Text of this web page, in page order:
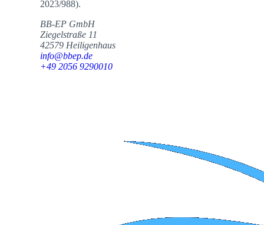
2023/988).
BB-EP GmbH
Ziegelstraße 11
42579 Heiligenhaus
info@bbep.de
+49 2056 9290010